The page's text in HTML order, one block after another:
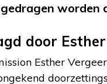
worden
door
Esther